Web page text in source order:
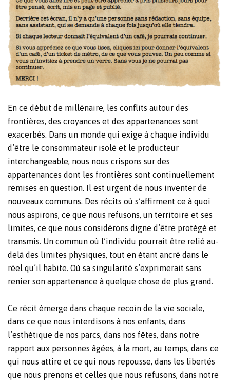
En ce début de millénaire, les conflits autour des
frontières, des croyances et des appartenances sont
exacerbés. Dans un monde qui exige à chaque individu
d’être le consommateur isolé et le producteur
interchangeable, nous nous crispons sur des
appartenances dont les frontières sont continuellement
remises en question. Il est urgent de nous inventer de
nouveaux communs. Des récits où s’affirment ce à quoi
nous aspirons, ce que nous refusons, un territoire et ses
limites, ce que nous considérons digne d’être protégé et
transmis. Un commun où l’individu pourrait être relié au-
delà des limites physiques, tout en étant ancré dans le
réel qu’il habite. Où sa singularité s’exprimerait sans
renier son appartenance à quelque chose de plus grand.
Ce récit émerge dans chaque recoin de la vie sociale,
dans ce que nous interdisons à nos enfants, dans
l’esthétique de nos parcs, dans nos fêtes, dans notre
rapport aux personnes âgées, à la mort, au temps, dans ce
qui nous attire et ce qui nous repousse, dans les libertés
que nous prenons et celles que nous refusons, dans notre